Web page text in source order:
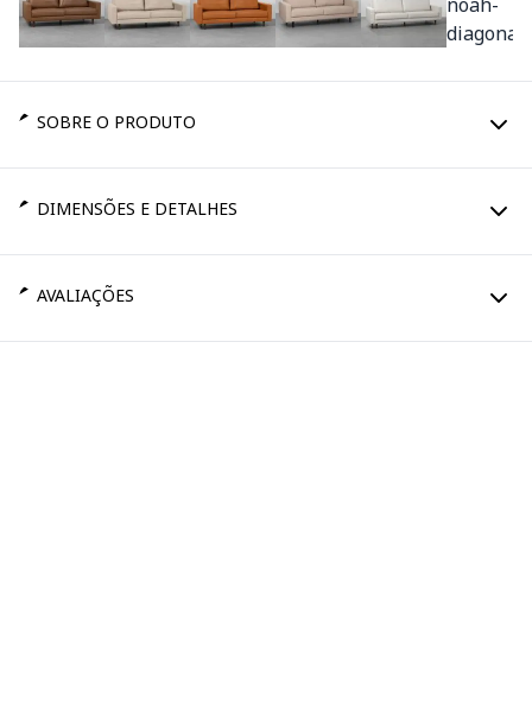
SOBRE O PRODUTO
DIMENSÕES E DETALHES
AVALIAÇÕES